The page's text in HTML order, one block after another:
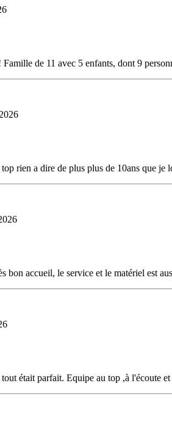
de 11 avec 5 enfants, dont 9
rien a dire de plus plus de 10ans que je
bon accueil, le service et le matériel est
était parfait. Equipe au top ,à l'écoute